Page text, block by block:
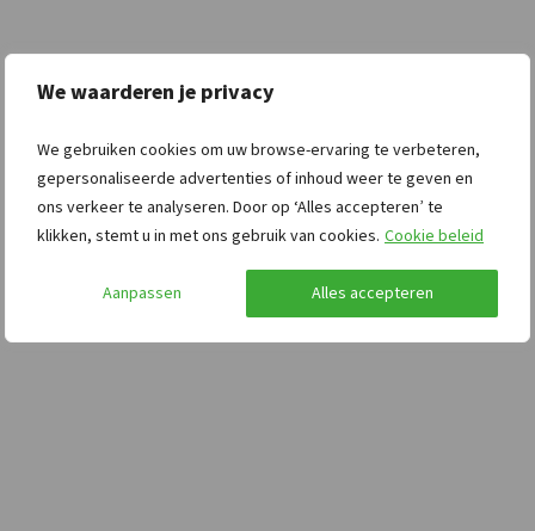
We waarderen je privacy
We gebruiken cookies om uw browse-ervaring te verbeteren,
gepersonaliseerde advertenties of inhoud weer te geven en
ons verkeer te analyseren. Door op ‘Alles accepteren’ te
klikken, stemt u in met ons gebruik van cookies. Cookie beleid
Aanpassen Alles accepteren